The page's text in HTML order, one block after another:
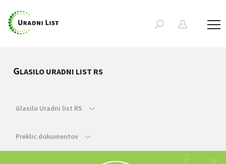
GLASILO URADNI LIST RS
Glasilo Uradni list RS
Preklic dokumentov